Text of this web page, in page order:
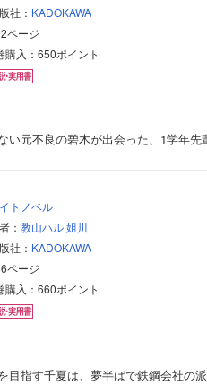
社： KADOKAWA
ページ
購入：650ポイント
い元不良の碧木が出会った、1学年
トノベル
： 教山ハル 姐川
社： KADOKAWA
ページ
購入：660ポイント
目指す千夏は、夢半ばで鉄鋼会社の